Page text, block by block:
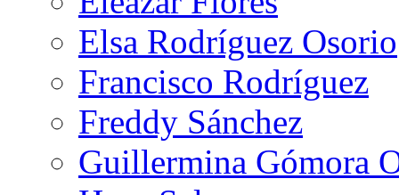
Elsa Rodríguez Osorio
Francisco Rodríguez
Freddy Sánchez
Guillermina Gómora